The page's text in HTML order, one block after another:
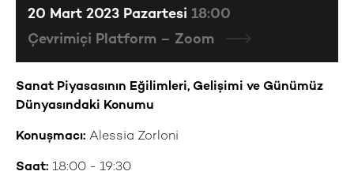
Sanat Piyasasının Eğilimleri, Gelişimi ve Günümüz
Dünyasındaki Konumu
Konuşmacı: Alessia Zorloni
Saat: 18:00 - 19:30
20 Mart 2023 Pazartesi 18:00
Çevrimiçi Platform – Zoom